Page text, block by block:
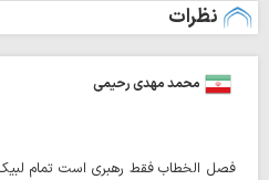
نظرات
محمد مهدی رحیمی
فصل الخطاب فقط رهبری است تمام لبیک